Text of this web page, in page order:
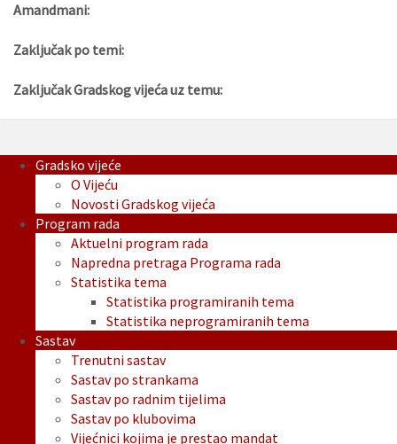
Amandmani:
Zaključak po temi:
Zaključak Gradskog vijeća uz temu:
Gradsko vijeće
O Vijeću
Novosti Gradskog vijeća
Program rada
Aktuelni program rada
Napredna pretraga Programa rada
Statistika tema
Statistika programiranih tema
Statistika neprogramiranih tema
Sastav
Trenutni sastav
Sastav po strankama
Sastav po radnim tijelima
Sastav po klubovima
Vijećnici kojima je prestao mandat